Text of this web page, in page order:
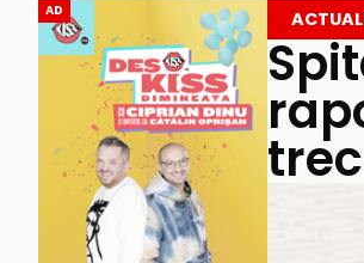
AD